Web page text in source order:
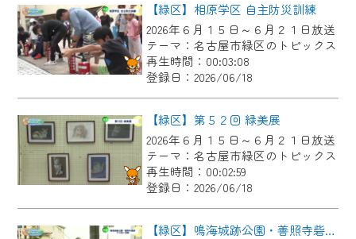
【緑区】相原学区 自主防災訓練
2026年６月１５日～６月２１日放送
テーマ：名古屋市緑区のトピックス
再生時間：00:03:08
登録日：2026/06/18
【緑区】第５２回 緑美展
2026年６月１５日～６月２１日放送
テーマ：名古屋市緑区のトピックス
再生時間：00:02:59
登録日：2026/06/18
【緑区】鳴海城跡公園・善照寺砦跡ゴミ拾い活動
2024/09/02
動画配信サービス『CCNet Web TV』は2024
年9月24日からリニューアルします！
【変更点】
◆デザイン変更により、お住まいの地域
の動画コンテンツが一目瞭然。
◆当社アプリやＰＣブラウザから、いつ
でも・どこでも・外出先でも！
CCNetサービスエリア20市町の地域情報
番組をご視聴いただけます！